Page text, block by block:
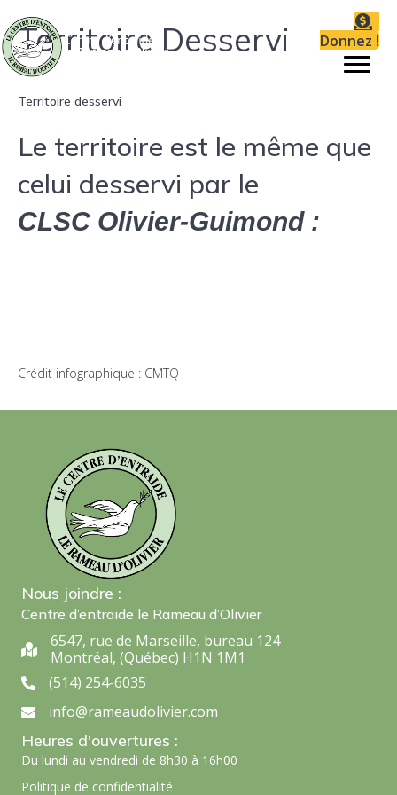
Donnez !
Territoire Desservi
Territoire desservi
Le territoire est le même que
celui desservi par le
CLSC Olivier-Guimond :
Crédit infographique : CMTQ
Nous joindre :
Centre d’entraide le Rameau d’Olivier
6547, rue de Marseille, bureau 124 Montréal, (Québec) H1N 1M1
6547, rue de Marseille, bureau 124
Montréal, (Québec) H1N 1M1
(514) 254-6035
(514) 254-6035
info@rameaudolivier.com
info@rameaudolivier.com
Heures d'ouvertures :
Du lundi au vendredi de 8h30 à 16h00
Politique de confidentialité